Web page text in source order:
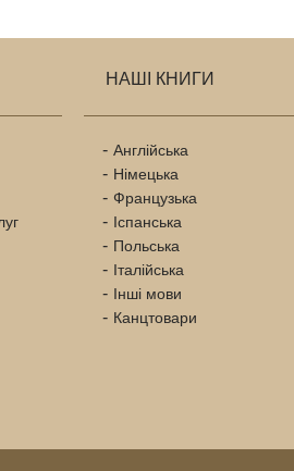
НАШІ КНИГИ
Англійська
Німецька
Французька
Іспанська
Польська
Італійська
Інші мови
Канцтовари